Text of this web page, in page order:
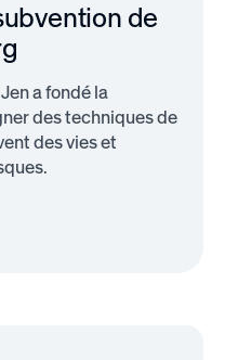
de
a fondé la
des techniques de
des vies et